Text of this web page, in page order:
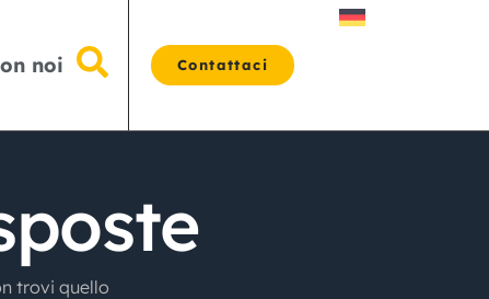
noi Contattaci
trovi quello